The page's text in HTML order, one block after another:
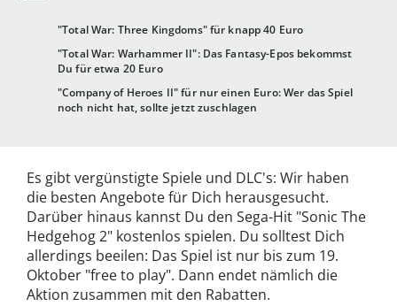
"Total War: Three Kingdoms" für knapp 40 Euro
"Total War: Warhammer II": Das Fantasy-Epos bekommst
Du für etwa 20 Euro
"Company of Heroes II" für nur einen Euro: Wer das Spiel
noch nicht hat, sollte jetzt zuschlagen
Es gibt vergünstigte Spiele und DLC's: Wir haben
die besten Angebote für Dich herausgesucht.
Darüber hinaus kannst Du den Sega-Hit "Sonic The
Hedgehog 2" kostenlos spielen. Du solltest Dich
allerdings beeilen: Das Spiel ist nur bis zum 19.
Oktober "free to play". Dann endet nämlich die
Aktion zusammen mit den Rabatten.